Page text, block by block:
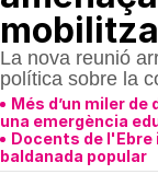
La nova reunió
política sobre la
Més d’un miler
una emergència
Docents de l'Ebre
baldanada popular